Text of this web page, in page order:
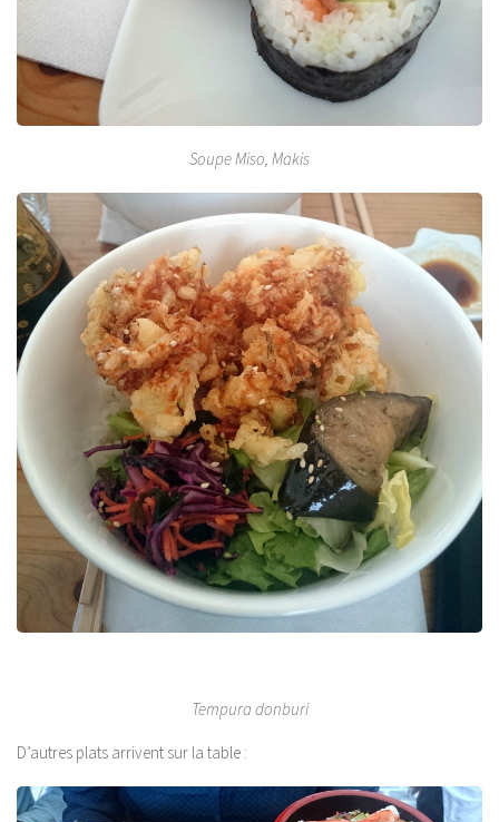
Soupe Miso, Makis
Tempura donburi
D’autres plats arrivent sur la table :